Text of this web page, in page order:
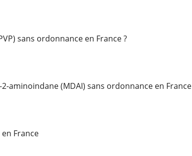
sans ordonnance en France ?
aminoindane (MDAI) sans ordonnance en France
France